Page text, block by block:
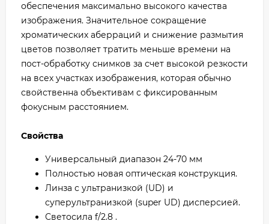
обеспечения максимально высокого качества
изображения. Значительное сокращение
хроматических аберраций и снижение размытия
цветов позволяет тратить меньше времени на
пост-обработку снимков за счет высокой резкости
на всех участках изображения, которая обычно
свойственна объективам с фиксированным
фокусным расстоянием.
Свойства
Универсальный диапазон 24-70 мм
Полностью новая оптическая конструкция.
Линза с ультранизкой (UD) и
суперультранизкой (super UD) дисперсией.
Светосила f/2.8 .